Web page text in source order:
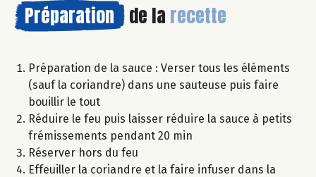
Préparation de la recette
Préparation de la sauce : Verser tous les éléments
(sauf la coriandre) dans une sauteuse puis faire
bouillir le tout
Réduire le feu puis laisser réduire la sauce à petits
frémissements pendant 20 min
Réserver hors du feu
Effeuiller la coriandre et la faire infuser dans la